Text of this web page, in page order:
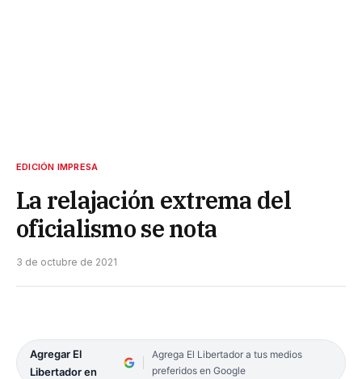
EDICIÓN IMPRESA
La relajación extrema del
oficialismo se nota
3 de octubre de 2021
Agregar El
Libertador en
Agrega El Libertador a tus medios
preferidos en Google